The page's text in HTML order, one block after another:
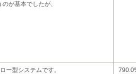
が基本でしたが、
ー型システムです。